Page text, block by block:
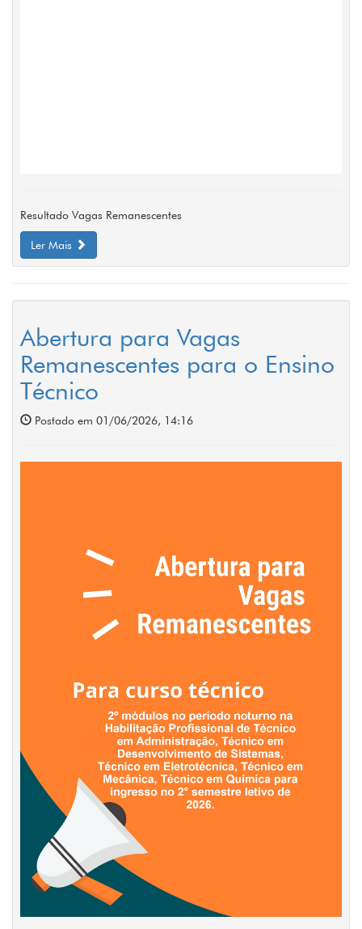
Resultado Vagas Remanescentes
Ler Mais
Abertura para Vagas
Remanescentes para o Ensino
Técnico
Postado em 01/06/2026, 14:16